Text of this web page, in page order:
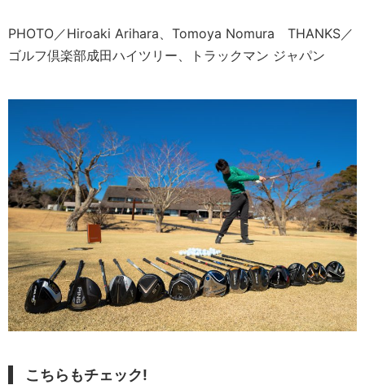
PHOTO／Hiroaki Arihara、Tomoya Nomura THANKS／
ゴルフ倶楽部成田ハイツリー、トラックマン ジャパン
こちらもチェック!